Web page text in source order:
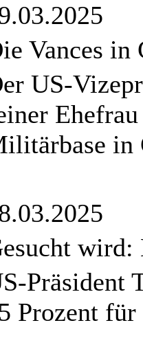
Vances in
US-
in
Präsident
Prozent